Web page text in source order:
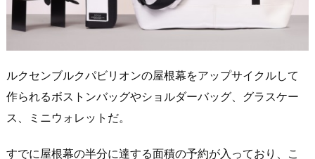
ルクセンブルクパビリオンの屋根幕をアップサイクルして
作られるボストンバッグやショルダーバッグ、グラスケー
ス、ミニウォレットだ。
すでに屋根幕の半分に達する面積の予約が入っており、こ